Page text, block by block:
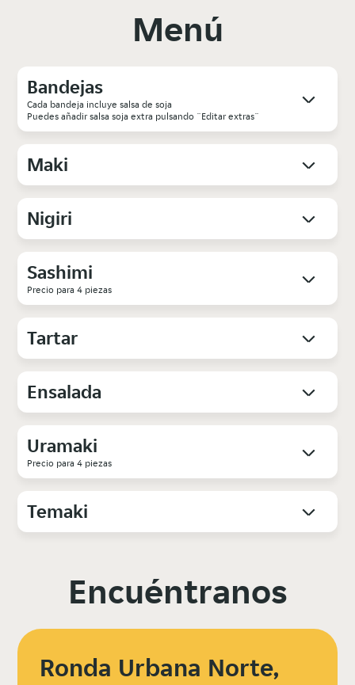
Menú
Bandejas
Cada bandeja incluye salsa de soja
Puedes añadir salsa soja extra pulsando ¨Editar extras¨
Maki
Nigiri
Sashimi
Precio para 4 piezas
Tartar
Ensalada
Uramaki
Precio para 4 piezas
Temaki
Encuéntranos
Ronda Urbana Norte,